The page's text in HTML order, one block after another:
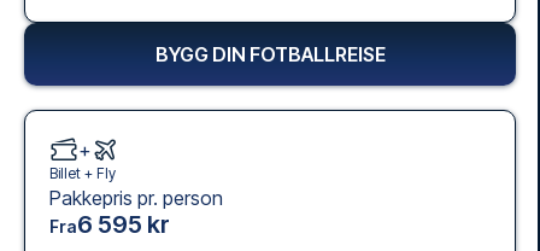
BYGG DIN FOTBALLREISE
+
Billet + Fly
Pakkepris pr. person
Fra6 595 kr